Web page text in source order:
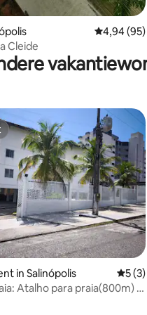
4,94 (95)
Cleide
van 4,89 op 5, 9 recensies
in Salinópolis
5 (3)
Atalho para praia(800m) e